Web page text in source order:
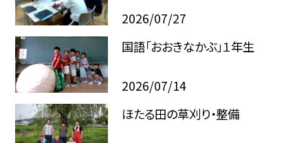
2026/07/27
国語「おおきなかぶ」１年生
2026/07/14
ほたる田の草刈り・整備